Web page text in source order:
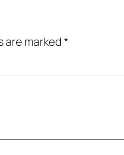
are marked*